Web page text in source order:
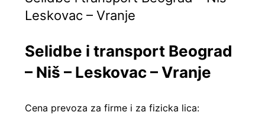
Leskovac – Vranje
Selidbe i transport Beograd
– Niš – Leskovac – Vranje
Cena prevoza za firme i za fizicka lica: